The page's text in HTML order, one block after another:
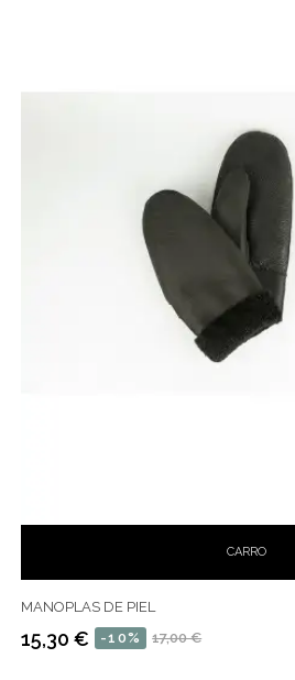
CARRO
MANOPLAS DE PIEL
Precio
17,00 €
-10%
Precio
15,30 €